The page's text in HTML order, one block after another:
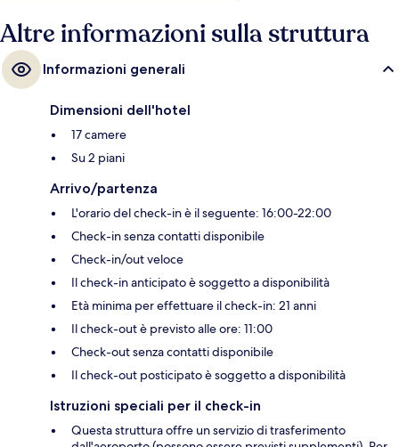
Altre informazioni sulla struttura
Informazioni generali
Dimensioni dell'hotel
17 camere
Su 2 piani
Arrivo/partenza
L'orario del check-in è il seguente: 16:00-22:00
Check-in senza contatti disponibile
Check-in/out veloce
Il check-in anticipato è soggetto a disponibilità
Età minima per effettuare il check-in: 21 anni
Il check-out è previsto alle ore: 11:00
Check-out senza contatti disponibile
Il check-out posticipato è soggetto a disponibilità
Istruzioni speciali per il check-in
Questa struttura offre un servizio di trasferimento